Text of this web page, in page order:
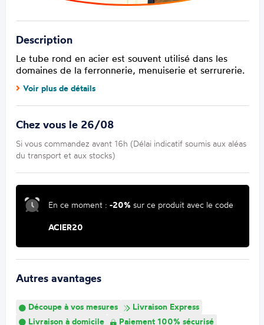
Description
Le tube rond en acier est souvent utilisé dans les
domaines de la ferronnerie, menuiserie et serrurerie.
Voir plus de détails
Chez vous le 26/08
Si vous commandez avant 16h (Délai indicatif soumis aux aléas
du transport et aux stocks)
En ce moment :-20% sur ce produit avec le code
ACIER20
Autres avantages
Découpe à vos mesures
Livraison Express
Livraison à domicile
Paiement 100% sécurisé